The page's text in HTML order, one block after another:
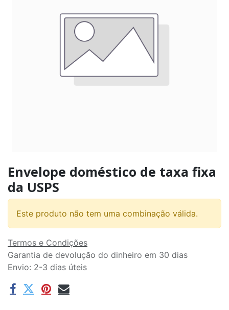
Envelope doméstico de taxa fixa
da USPS
Este produto não tem uma combinação válida.
Termos e Condições
Garantia de devolução do dinheiro em 30 dias
Envio: 2-3 dias úteis